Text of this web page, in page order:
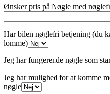
Ønsker pris på Nøgle med
Har bilen nøglefri betjening (du
lomme)
Jeg har fungerende nøgle som
Jeg har mulighed for at komme
nøgle